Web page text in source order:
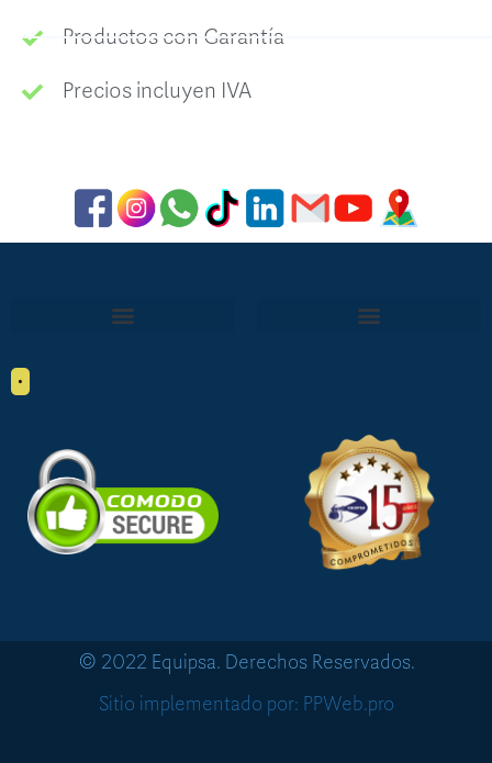
Productos con Garantía
Precios incluyen IVA
•
© 2022 Equipsa. Derechos Reservados.
Sitio implementado por: PPWeb.pro